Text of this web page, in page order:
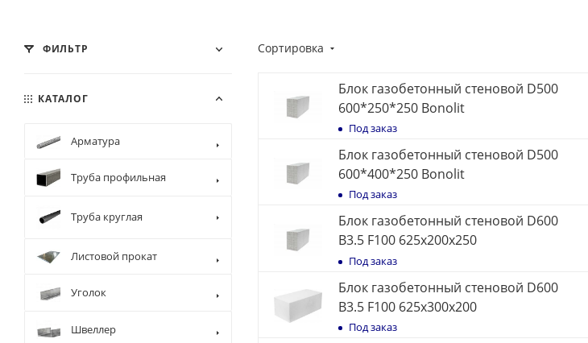
Сортировка
Блок газобетонный стеновой D500
600*250*250 Bonolit
Под заказ
Блок газобетонный стеновой D500
600*400*250 Bonolit
Под заказ
Блок газобетонный стеновой D600
В3.5 F100 625х200х250
Под заказ
Блок газобетонный стеновой D600
B3.5 F100 625х300х200
Под заказ
ФИЛЬТР
КАТАЛОГ
Арматура
Труба профильная
Труба круглая
Листовой прокат
Уголок
Швеллер